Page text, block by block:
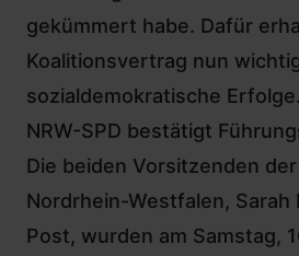
gekümmert habe. Dafür
Koalitionsvertrag nun
sozialdemokratische Erfolge.
NRW-SPD bestätigt
Die beiden Vorsitzenden der
Nordrhein-Westfalen, Sarah
Post, wurden am Samstag,